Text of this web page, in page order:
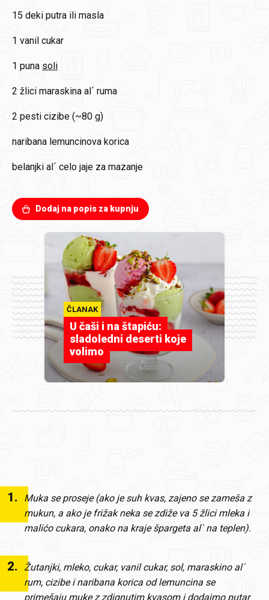
15 deki putra ili masla
1 vanil cukar
1 puna soli
2 žlici maraskina al´ ruma
2 pesti cizibe (~80 g)
naribana lemuncinova korica
belanjki al´ celo jaje za mazanje
Dodaj na popis za kupnju
ČLANAK
U čaši i na štapiću:
sladoledni deserti koje
volimo
1.
Muka se proseje (ako je suh kvas, zajeno se zameša z
mukun, a ako je frižak neka se zdiže va 5 žlici mleka i
malićo cukara, onako na kraje špargeta al` na teplen).
2. Žutanjki, mleko, cukar, vanil cukar, sol, maraskino al´
rum, cizibe i naribana korica od lemuncina se
primešaju muke z zdignutim kvasom i dodajmo putar